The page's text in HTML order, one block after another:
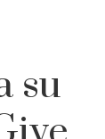
su